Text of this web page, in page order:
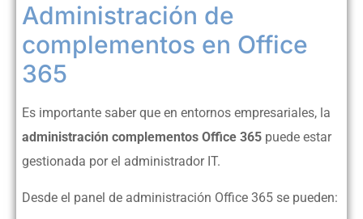
Administración de
complementos en Office
365
Es importante saber que en entornos empresariales, la
administración complementos Office 365 puede estar
gestionada por el administrador IT.
Desde el panel de administración Office 365 se pueden: